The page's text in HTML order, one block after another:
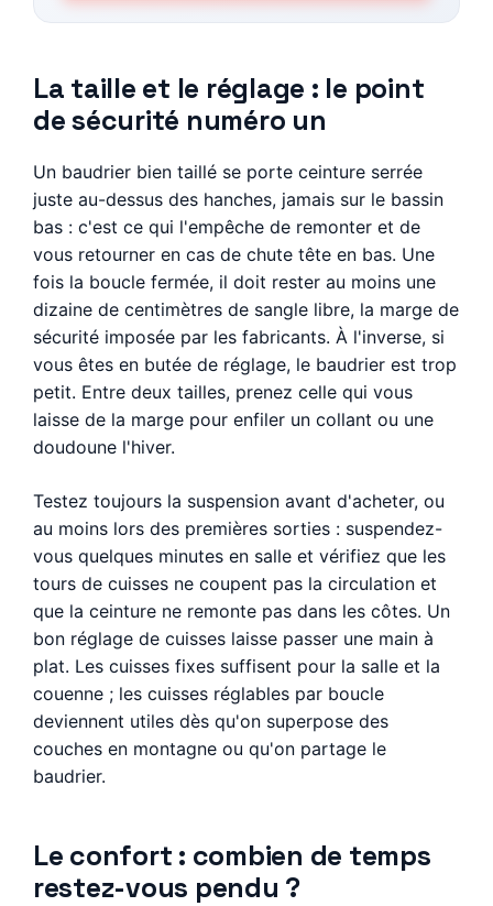
La taille et le réglage : le point
de sécurité numéro un
Un baudrier bien taillé se porte ceinture serrée
juste au-dessus des hanches, jamais sur le bassin
bas : c'est ce qui l'empêche de remonter et de
vous retourner en cas de chute tête en bas. Une
fois la boucle fermée, il doit rester au moins une
dizaine de centimètres de sangle libre, la marge de
sécurité imposée par les fabricants. À l'inverse, si
vous êtes en butée de réglage, le baudrier est trop
petit. Entre deux tailles, prenez celle qui vous
laisse de la marge pour enfiler un collant ou une
doudoune l'hiver.
Testez toujours la suspension avant d'acheter, ou
au moins lors des premières sorties : suspendez-
vous quelques minutes en salle et vérifiez que les
tours de cuisses ne coupent pas la circulation et
que la ceinture ne remonte pas dans les côtes. Un
bon réglage de cuisses laisse passer une main à
plat. Les cuisses fixes suffisent pour la salle et la
couenne ; les cuisses réglables par boucle
deviennent utiles dès qu'on superpose des
couches en montagne ou qu'on partage le
baudrier.
Le confort : combien de temps
restez-vous pendu ?